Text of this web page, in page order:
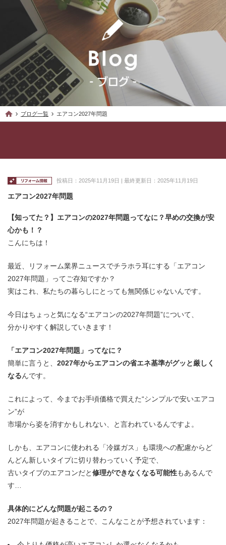
ブログ一覧 エアコン2027年問題
投稿日：2025年11月19日 | 最終更新日：2025年11月19日
エアコン2027年問題
【知ってた？】エアコンの2027年問題ってなに？早めの交換が安
心かも！？
こんにちは！
最近、リフォーム業界ニュースでチラホラ耳にする「エアコン
2027年問題」ってご存知ですか？
実はこれ、私たちの暮らしにとっても無関係じゃないんです。
今日はちょっと気になる“エアコンの2027年問題”について、
分かりやすく解説していきます！
「エアコン2027年問題」ってなに？
簡単に言うと、 2027年からエアコンの省エネ基準がグッと厳しく
なるんです。
これによって、今までお手頃価格で買えた“シンプルで安いエアコ
ン”が
市場から姿を消すかもしれない、と言われているんですよ。
しかも、エアコンに使われる「冷媒ガス」も環境への配慮からど
んどん新しいタイプに切り替わっていく予定で、
古いタイプのエアコンだと修理ができなくなる可能性もあるんで
す…
具体的にどんな問題が起こるの？
2027年問題が起きることで、こんなことが予想されています：